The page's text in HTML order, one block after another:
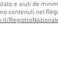
e aiuti de
contenuti nel